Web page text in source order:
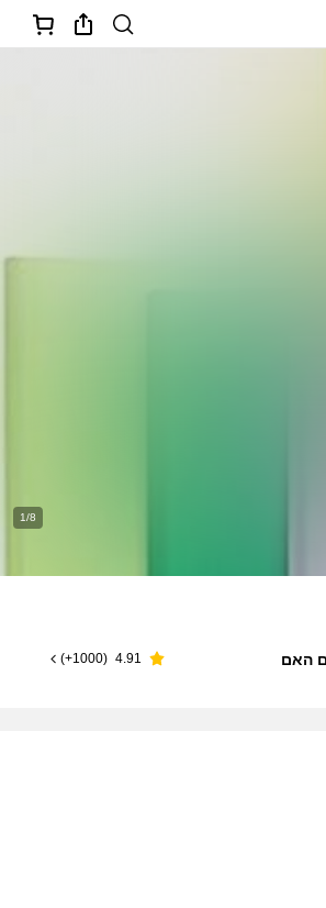
1/8
4.91
(
1000+
)